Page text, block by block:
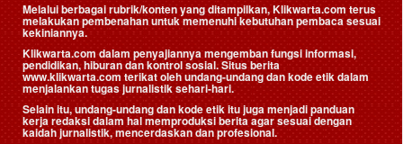
Melalui berbagai rubrik/konten yang ditampilkan, Klikwarta.com terus
melakukan pembenahan untuk memenuhi kebutuhan pembaca sesuai
kekiniannya.
Klikwarta.com dalam penyajiannya mengemban fungsi informasi,
pendidikan, hiburan dan kontrol sosial. Situs berita
www.klikwarta.com terikat oleh undang-undang dan kode etik dalam
menjalankan tugas jurnalistik sehari-hari.
Selain itu, undang-undang dan kode etik itu juga menjadi panduan
kerja redaksi dalam hal memproduksi berita agar sesuai dengan
kaidah jurnalistik, mencerdaskan dan profesional.